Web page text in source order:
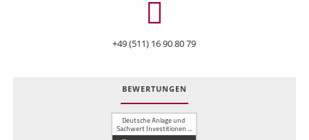
+49 (511) 16 90 80 79
BEWERTUNGEN